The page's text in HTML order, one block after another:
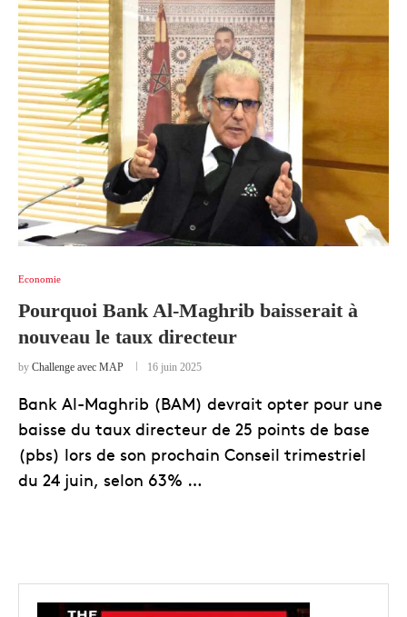
Economie
Pourquoi Bank Al-Maghrib baisserait à
nouveau le taux directeur
by Challenge avec MAP 16 juin 2025
Bank Al-Maghrib (BAM) devrait opter pour une
baisse du taux directeur de 25 points de base
(pbs) lors de son prochain Conseil trimestriel
du 24 juin, selon 63% …